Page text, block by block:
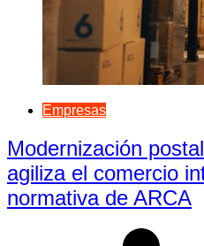
Empresas
Modernización
agiliza el comercio
normativa de ARCA